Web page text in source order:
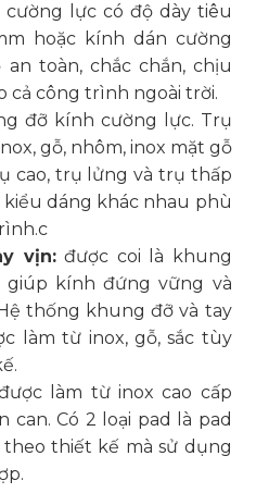
lực có độ dày tiêu
hoặc kính dán cường
an toàn, chắc chắn, chịu
cả công trình ngoài trời.
đỡ kính cường lực. Trụ
gỗ, nhôm, inox mặt gỗ
cao, trụ lửng và trụ thấp
dáng khác nhau phù
vịn:được coi là khung
giúp kính đứng vững và
thống khung đỡ và tay
làm từ inox, gỗ, sắc tùy
làm từ inox cao cấp
can. Có 2 loại pad là pad
thiết kế mà sử dụng